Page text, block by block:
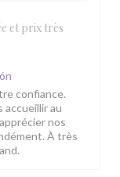
et prix très
confiance.
accueillir au
nos
À très